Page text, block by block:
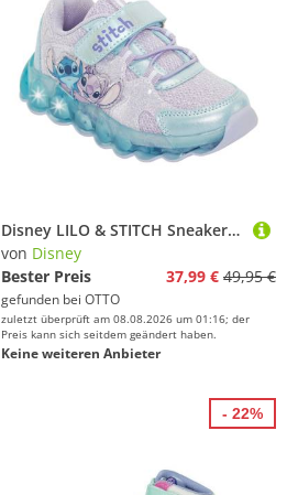
Disney LILO & STITCH Sneaker mit cooler Blinkfunktion
von Disney
Bester Preis
37,99 € 49,95 €
gefunden bei OTTO
zuletzt überprüft am 08.08.2026 um 01:16; der
Preis kann sich seitdem geändert haben.
Keine weiteren Anbieter
- 22%